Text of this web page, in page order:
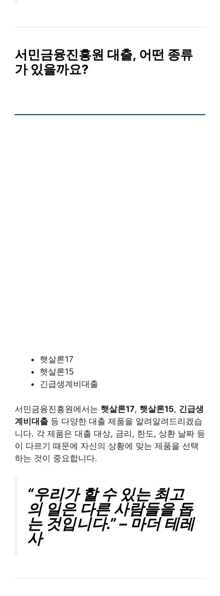
서민금융진흥원 대출, 어떤 종류
가 있을까요?
햇살론17
햇살론15
긴급생계비대출
서민금융진흥원에서는 햇살론17, 햇살론15, 긴급생
계비대출 등 다양한 대출 제품을 알려알려드리겠습
니다. 각 제품은 대출 대상, 금리, 한도, 상환 날짜 등
이 다르기 때문에 자신의 상황에 맞는 제품을 선택
하는 것이 중요합니다.
“우리가 할 수 있는 최고
의 일은 다른 사람들을 돕
는 것입니다.” – 마더 테레
사